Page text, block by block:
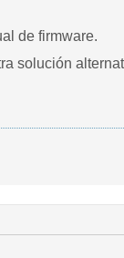
de firmware.
solución